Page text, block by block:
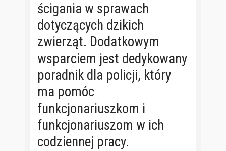
ścigania w sprawach
dotyczących dzikich
zwierząt. Dodatkowym
wsparciem jest dedykowany
poradnik dla policji, który
ma pomóc
funkcjonariuszkom i
funkcjonariuszom w ich
codziennej pracy.